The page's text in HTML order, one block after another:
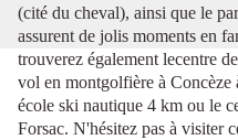
(cité du cheval), ainsi que le
assurent de jolis moments en
trouverez également lecentre
vol en montgolfière à
école ski nautique 4 km ou le
Forsac. N'hésitez pas à visiter